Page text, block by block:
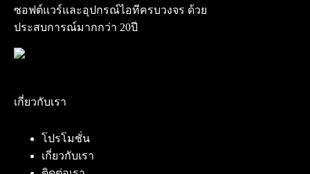
ซอฟต์แวร์และอุปกรณ์ไอทีครบวงจร ด้วย
ประสบการณ์มากกว่า 20ปี
เกี่ยวกับเรา
โปรโมชั่น
เกี่ยวกับเรา